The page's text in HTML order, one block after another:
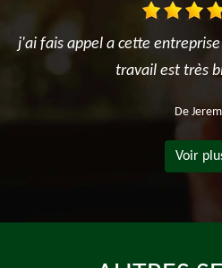
j'ai fais appel a cette
travail est très
De
Voir